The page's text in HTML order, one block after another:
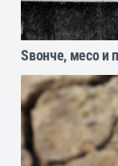
Sвонче, месо и